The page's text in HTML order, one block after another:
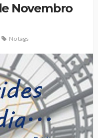
Novembro
No tags